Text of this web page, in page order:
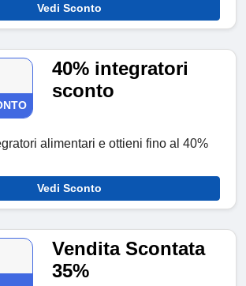
Vedi Sconto
40% integratori
sconto
alimentari e ottieni fino al 40%
Vedi Sconto
Vendita Scontata
35%